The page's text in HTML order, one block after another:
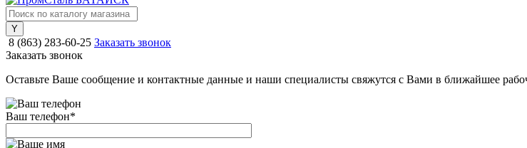
8 (863) 283-60-25 Заказать звонок
Заказать звонок
Оставьте Ваше сообщение и контактные данные и наши специалисты свяжутся с Вами в ближайшее
Ваш телефон*